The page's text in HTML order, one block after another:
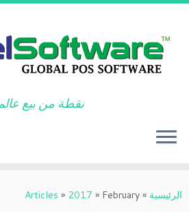
to
نقطة من بيع
الرئيسية »
Articles » 2017 » February